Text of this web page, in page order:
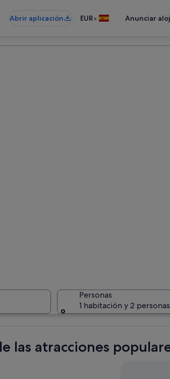
Abrir aplicación EUR• Anunciar
Un
Personas
1 habitación y 2 personas
las atracciones